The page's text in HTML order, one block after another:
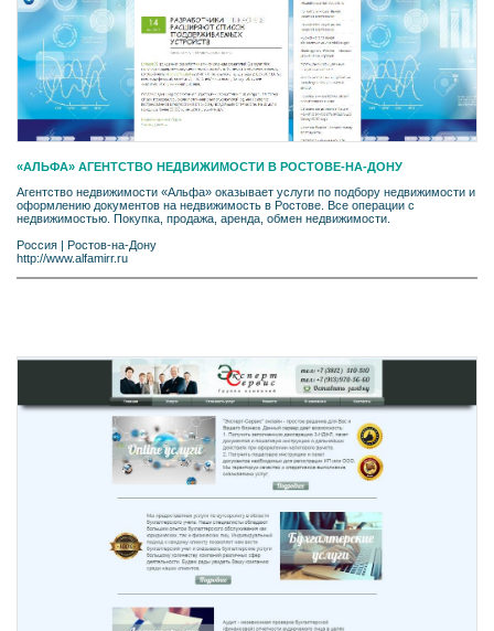
«АЛЬФА» АГЕНТСТВО НЕДВИЖИМОСТИ В РОСТОВЕ-НА-ДОНУ
Агентство недвижимости «Альфа» оказывает услуги по подбору недвижимости и
оформлению документов на недвижимость в Ростове. Все операции с
недвижимостью. Покупка, продажа, аренда, обмен недвижимости.
Россия | Ростов-на-Дону
http://www.alfamirr.ru